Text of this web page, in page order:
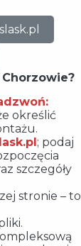
określić
; podaj
szczegóły
stronie – to